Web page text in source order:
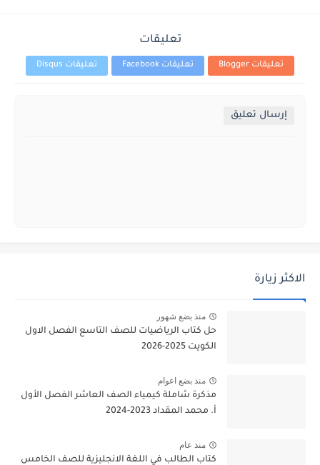
تعليقات
تعليقات Blogger تعليقات Facebook تعليقات Disqus
إرسال تعليق
الاكثر زيارة
منذ بضع شهور
حل كتاب الرياضيات للصف التاسع الفصل الاول
الكويت 2025-2026
منذ بضع اعوام
مذكرة شاملة كيمياء الصف العاشر الفصل الأول
أ. محمد المقداد 2023-2024
منذ عام
كتاب الطالب في اللغة الانجليزية للصف الخامس